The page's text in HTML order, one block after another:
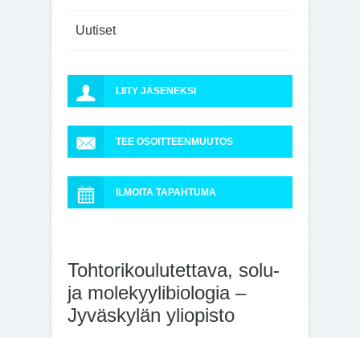
Uutiset
LIITY JÄSENEKSI
TEE OSOITTEENMUUTOS
ILMOITA TAPAHTUMA
Tohtorikoulutettava, solu-
ja molekyylibiologia –
Jyväskylän yliopisto